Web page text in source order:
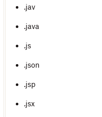
.jav
.java
.js
.json
.jsp
.jsx